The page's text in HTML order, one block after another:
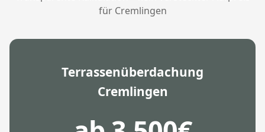
für Cremlingen
Terrassenüberdachung
Cremlingen